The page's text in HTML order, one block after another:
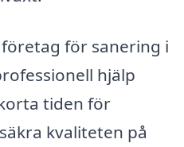
för sanering i
hjälp
tiden för
kvaliteten på